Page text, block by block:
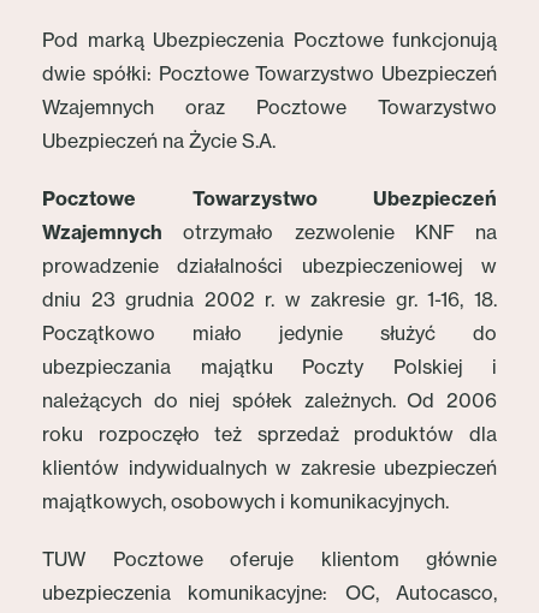
Pod marką Ubezpieczenia Pocztowe funkcjonują
dwie spółki: Pocztowe Towarzystwo Ubezpieczeń
Wzajemnych oraz Pocztowe Towarzystwo
Ubezpieczeń na Życie S.A.
Pocztowe Towarzystwo Ubezpieczeń
Wzajemnych otrzymało zezwolenie KNF na
prowadzenie działalności ubezpieczeniowej w
dniu 23 grudnia 2002 r. w zakresie gr. 1-16, 18.
Początkowo miało jedynie służyć do
ubezpieczania majątku Poczty Polskiej i
należących do niej spółek zależnych. Od 2006
roku rozpoczęło też sprzedaż produktów dla
klientów indywidualnych w zakresie ubezpieczeń
majątkowych, osobowych i komunikacyjnych.
TUW Pocztowe oferuje klientom głównie
ubezpieczenia komunikacyjne: OC, Autocasco,